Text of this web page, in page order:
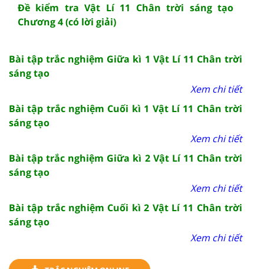
Đề kiểm tra Vật Lí 11 Chân trời sáng tạo
Chương 4 (có lời giải)
Bài tập trắc nghiệm Giữa kì 1 Vật Lí 11 Chân trời
sáng tạo
Xem chi tiết
Bài tập trắc nghiệm Cuối kì 1 Vật Lí 11 Chân trời
sáng tạo
Xem chi tiết
Bài tập trắc nghiệm Giữa kì 2 Vật Lí 11 Chân trời
sáng tạo
Xem chi tiết
Bài tập trắc nghiệm Cuối kì 2 Vật Lí 11 Chân trời
sáng tạo
Xem chi tiết